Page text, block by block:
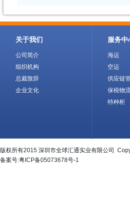
关于我们
公司简介
组织机构
总裁致辞
企业文化
服务中
海运
空运
供应链
保税物
特种柜
版权所有2015 深圳市全球汇通实业有限公司
备案号:粤ICP备05073678号-1